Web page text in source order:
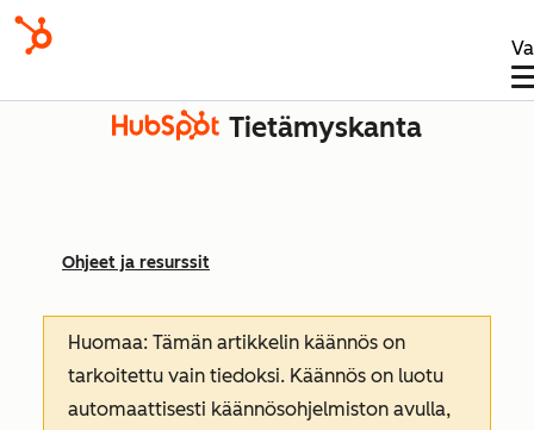
Tietämyskanta
Ohjeet ja resurssit
Huomaa: Tämän artikkelin käännös on
tarkoitettu vain tiedoksi. Käännös on luotu
automaattisesti käännösohjelmiston avulla,